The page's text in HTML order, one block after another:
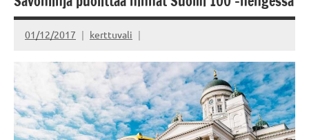
01/12/2017 kerttuvali